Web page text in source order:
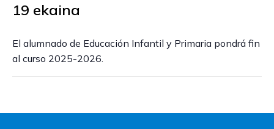
19 ekaina
El alumnado de Educación Infantil y Primaria pondrá fin
al curso 2025-2026.